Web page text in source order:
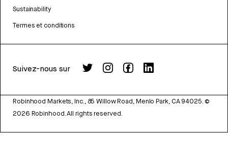
Sustainability
Termes et conditions
Suivez-nous sur
Robinhood Markets, Inc., 85 Willow Road, Menlo Park, CA 94025. ©
2026 Robinhood. All rights reserved.